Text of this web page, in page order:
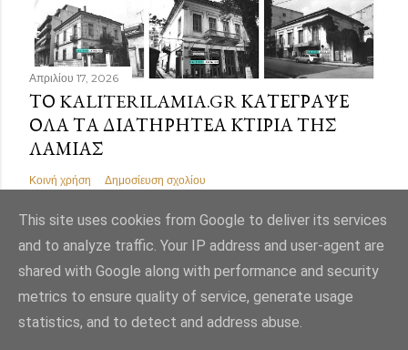
Απριλίου 17, 2026
ΤΟ KALITERILAMIA.GR ΚΑΤΈΓΡΑΨΕ
ΌΛΑ ΤΑ ΔΙΑΤΗΡΗΤΈΑ ΚΤΊΡΙΑ ΤΗΣ
ΛΑΜΊΑΣ
Κοινή χρήση Δημοσίευση σχολίου
Από το Blogger
Εικόνες θέματος απόMae Burke
This site uses cookies from Google to deliver its services
and to analyze traffic. Your IP address and user-agent are
shared with Google along with performance and security
metrics to ensure quality of service, generate usage
statistics, and to detect and address abuse.